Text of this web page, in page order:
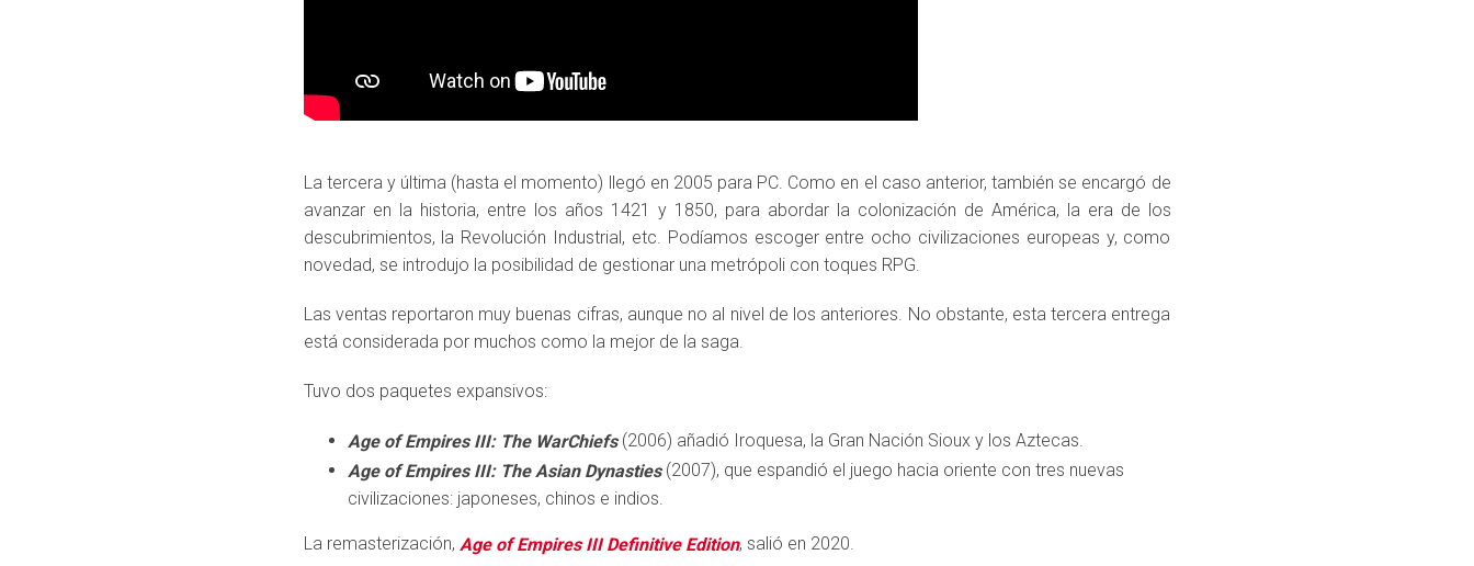
La tercera y última (hasta el momento) llegó en 2005 para PC. Como en el caso anterior, también se encargó de
avanzar en la historia, entre los años 1421 y 1850, para abordar la colonización de América, la era de los
descubrimientos, la Revolución Industrial, etc. Podíamos escoger entre ocho civilizaciones europeas y, como
novedad, se introdujo la posibilidad de gestionar una metrópoli con toques RPG.
​Las ventas reportaron muy buenas cifras, aunque no al nivel de los anteriores. No obstante, esta tercera entrega
está considerada por muchos como la mejor de la saga.
Tuvo dos paquetes expansivos:
Age of Empires III: The WarChiefs(2006) añadió Iroquesa, la Gran Nación Sioux y los Aztecas.
Age of Empires III: The Asian Dynasties(2007), que espandió el juego hacia oriente con tres nuevas
civilizaciones: japoneses, chinos e indios.
La remasterización, Age of Empires III Definitive Edition, salió en 2020.